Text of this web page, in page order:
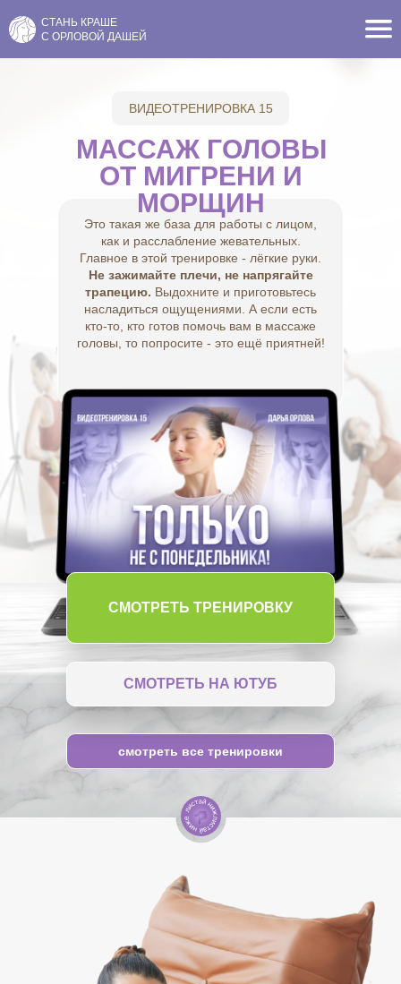
СТАНЬ КРАШЕ
С ОРЛОВОЙ ДАШЕЙ
МАССАЖ ГОЛОВЫ
ОТ МИГРЕНИ И
МОРЩИН
Это такая же база для работы с лицом,
как и расслабление жевательных.
Главное в этой тренировке - лёгкие руки.
Не зажимайте плечи, не напрягайте
трапецию. Выдохните и приготовьтесь
насладиться ощущениями. А если есть
кто-то, кто готов помочь вам в массаже
головы, то попросите - это ещё приятней!
ВИДЕОТРЕНИРОВКА 15
смотреть все тренировки
СМОТРЕТЬ ТРЕНИРОВКУ
СМОТРЕТЬ НА ЮТУБ